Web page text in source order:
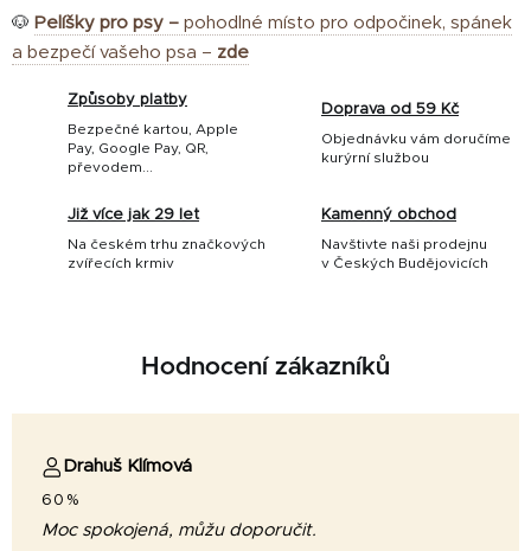
🐶 Pelíšky pro psy – pohodlné místo pro odpočinek, spánek
a bezpečí vašeho psa – zde
Způsoby platby
Bezpečné kartou, Apple
Pay, Google Pay, QR,
převodem...
Doprava od 59 Kč
Objednávku vám doručíme
kurýrní službou
Již více jak 29 let
Na českém trhu značkových
zvířecích krmiv
Kamenný obchod
Navštivte naši prodejnu
v Českých Budějovicích
Hodnocení zákazníků
Drahuš Klímová
60%
Moc spokojená, můžu doporučit.